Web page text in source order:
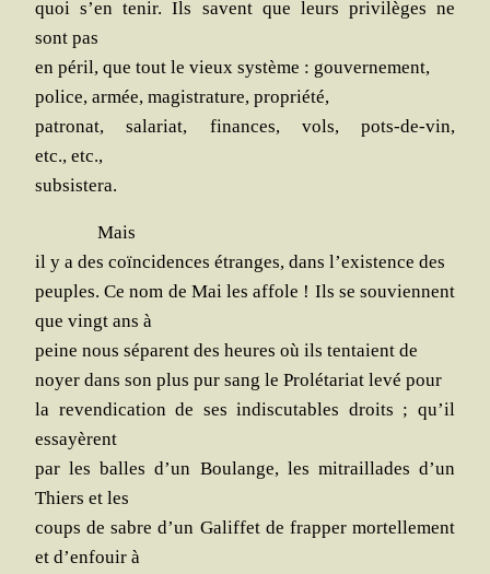
quoi s’en tenir. Ils savent que leurs pri­vi­lèges ne
sont pas
en péril, que tout le vieux sys­tème : gouvernement,
police, armée, magis­tra­ture, propriété,
patro­nat, sala­riat, finances, vols, pots-de-vin,
etc., etc.,
subsistera.
Mais
il y a des coïn­ci­dences étranges, dans l’exis­tence des
peuples. Ce nom de Mai les affole ! Ils se sou­viennent
que vingt ans à
peine nous séparent des heures où ils ten­taient de
noyer dans son plus pur sang le Pro­lé­ta­riat levé pour
la reven­di­ca­tion de ses indis­cu­tables droits ; qu’il
essayèrent
par les balles d’un Bou­lange, les mitraillades d’un
Thiers et les
coups de sabre d’un Galif­fet de frap­per mor­tel­le­ment
et d’en­fouir à